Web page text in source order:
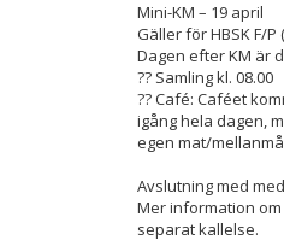
Mini-KM – 19 april
Gäller för HBSK F/P
Dagen efter KM är
?? Samling kl. 08.00
?? Café: Caféet
igång hela dagen,
egen mat/
Avslutning med
Mer information
separat kallelse.